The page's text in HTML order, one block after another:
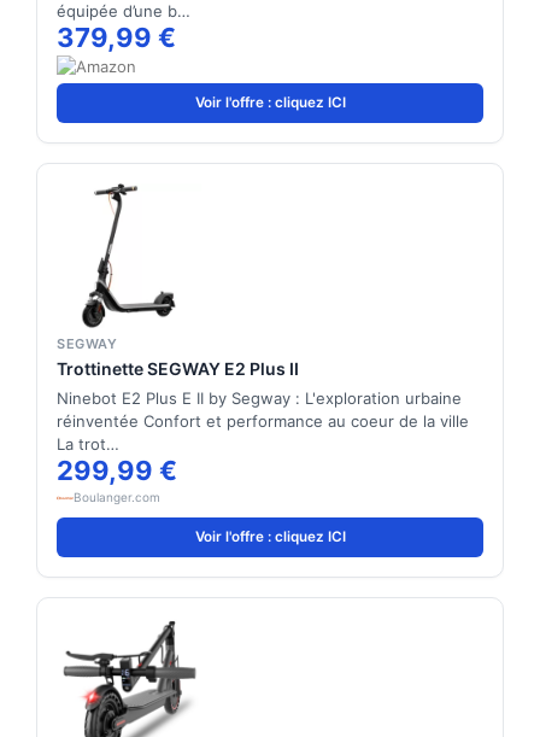
équipée d’une b…
379,99 €
Voir l'offre : cliquez ICI
SEGWAY
Trottinette SEGWAY E2 Plus II
Ninebot E2 Plus E II by Segway : L'exploration urbaine
réinventée Confort et performance au coeur de la ville
La trot…
299,99 €
Boulanger.com
Voir l'offre : cliquez ICI